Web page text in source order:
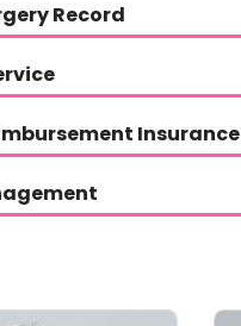
Record
Insurance